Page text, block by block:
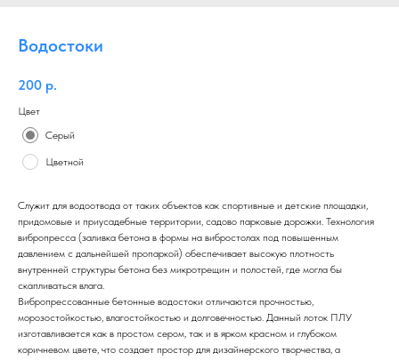
Водостоки
200 р.
Цвет
Серый
Цветной
Служит для водоотвода от таких объектов как спортивные и детские площадки,
придомовые и приусадебные территории, садово парковые дорожки. Технология
вибропресса (заливка бетона в формы на вибростолах под повышенным
давлением с дальнейшей пропаркой) обеспечивает высокую плотность
внутренней структуры бетона без микротрещин и полостей, где могла бы
скапливаться влага.
Вибропрессованные бетонные водостоки отличаются прочностью,
морозостойкостью, влагостойкостью и долговечностью. Данный лоток ПЛУ
изготавливается как в простом сером, так и в ярком красном и глубоком
коричневом цвете, что создает простор для дизайнерского творчества, а